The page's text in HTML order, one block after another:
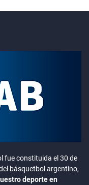
fue constituida el 30 de
básquetbol argentino,
deporte en